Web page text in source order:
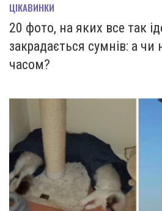
ЦІКАВИНКИ
20 фото, на яких все так
закрадається сумнів: а
часом?